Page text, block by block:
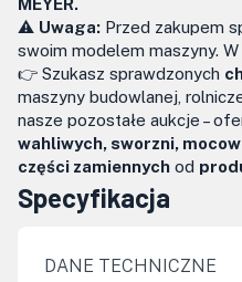
MEYER.
⚠️ Uwaga: Przed zakupem
swoim modelem maszyny.
👉 Szukasz sprawdzonych
maszyny budowlanej,
nasze pozostałe aukcje –
wahliwych, sworzni,
części zamiennych od
Specyfikacja
DANE TECHNICZNE